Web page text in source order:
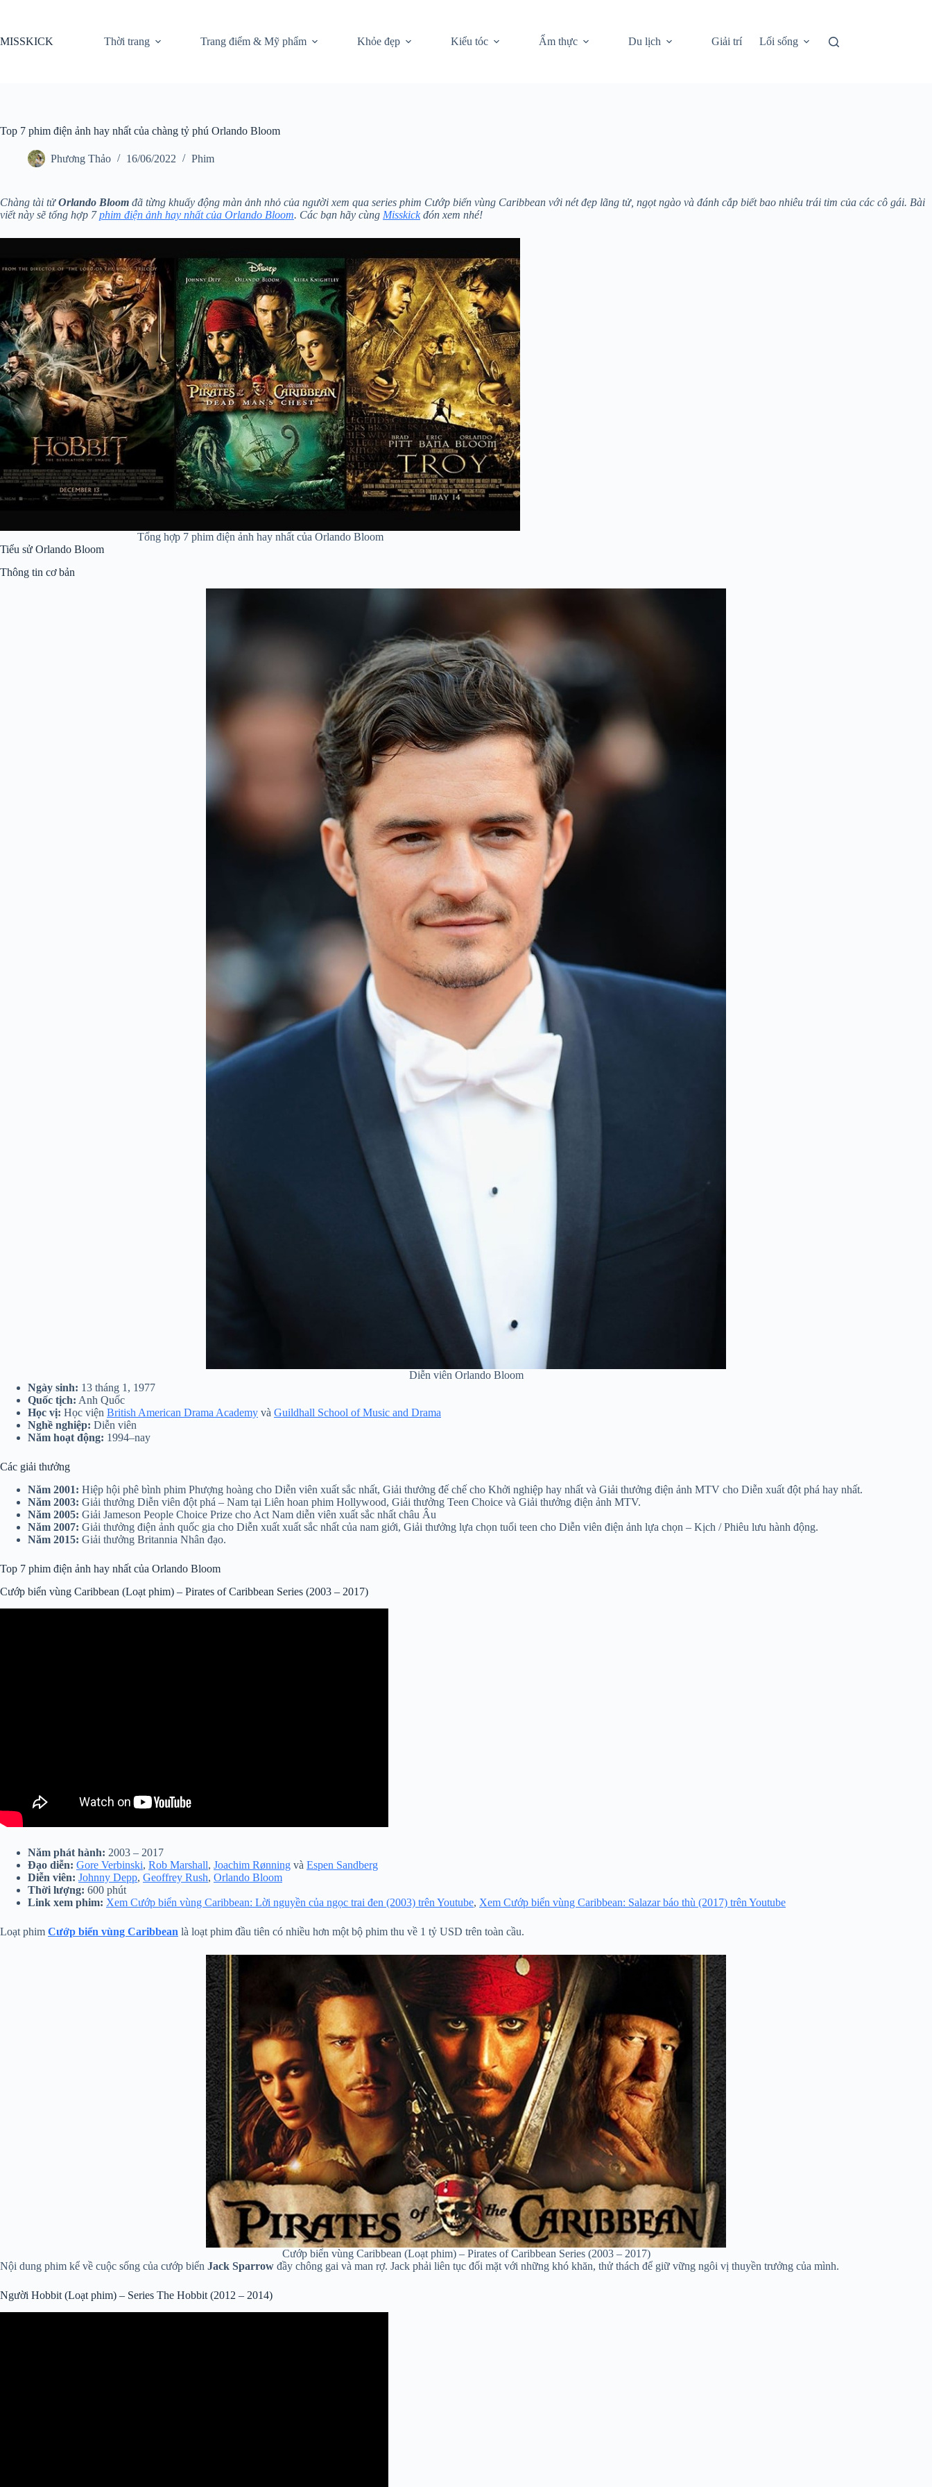
nội
MISSKICK Thời trang Trang điểm & Mỹ phẩm Khỏe đẹp Kiểu tóc Ẩm thực Du lịch Giải trí Lối sống
Top 7 phim điện ảnh hay nhất của chàng tỷ phú Orlando Bloom
Phương Thảo 16/06/2022 Phim
Chàng tài tửOrlando Bloom đã từng khuấy động màn ảnh nhỏ của người xem qua series phim Cướp biển vùng Caribbean với nét đẹp lãng tử, ngọt ngào và đánh cắp biết bao nhiêu trái tim của các cô gái. Bài
viết này sẽ tổng hợp 7phim điện ảnh hay nhất của Orlando Bloom. Các bạn hãy cùng Misskickđón xem nhé!
Tổng hợp 7 phim điện ảnh hay nhất của Orlando Bloom
Tiểu sử Orlando Bloom
Thông tin cơ bản
Diễn viên Orlando Bloom
Ngày sinh: 13 tháng 1, 1977
Quốc tịch: Anh Quốc
Học vị: Học viện British American Drama Academy và Guildhall School of Music and Drama
Nghề nghiệp: Diễn viên
Năm hoạt động: 1994–nay
Các giải thưởng
Năm 2001: Hiệp hội phê bình phim Phượng hoàng cho Diễn viên xuất sắc nhất, Giải thưởng đế chế cho Khởi nghiệp hay nhất và Giải thưởng điện ảnh MTV cho Diễn xuất đột phá hay nhất.
Năm 2003: Giải thưởng Diễn viên đột phá – Nam tại Liên hoan phim Hollywood, Giải thưởng Teen Choice và Giải thưởng điện ảnh MTV.
Năm 2005: Giải Jameson People Choice Prize cho Act Nam diễn viên xuất sắc nhất châu Âu
Năm 2007: Giải thưởng điện ảnh quốc gia cho Diễn xuất xuất sắc nhất của nam giới, Giải thưởng lựa chọn tuổi teen cho Diễn viên điện ảnh lựa chọn – Kịch / Phiêu lưu hành động.
Năm 2015: Giải thưởng Britannia Nhân đạo.
Top 7 phim điện ảnh hay nhất của Orlando Bloom
Cướp biển vùng Caribbean (Loạt phim) – Pirates of Caribbean Series (2003 – 2017)
Năm phát hành: 2003 – 2017
Đạo diễn: Gore Verbinski, Rob Marshall, Joachim Rønning và Espen Sandberg
Diễn viên: Johnny Depp, Geoffrey Rush, Orlando Bloom
Thời lượng: 600 phút
Link xem phim: Xem Cướp biển vùng Caribbean: Lời nguyền của ngọc trai đen (2003) trên Youtube, Xem Cướp biển vùng Caribbean: Salazar báo thù (2017) trên Youtube
Loạt phim Cướp biển vùng Caribbean là loạt phim đầu tiên có nhiều hơn một bộ phim thu về 1 tỷ USD trên toàn cầu.
Cướp biển vùng Caribbean (Loạt phim) – Pirates of Caribbean Series (2003 – 2017)
Nội dung phim kể về cuộc sống của cướp biển Jack Sparrow đầy chông gai và man rợ. Jack phải liên tục đối mặt với những khó khăn, thử thách để giữ vững ngôi vị thuyền trưởng của mình.
Người Hobbit (Loạt phim) – Series The Hobbit (2012 – 2014)